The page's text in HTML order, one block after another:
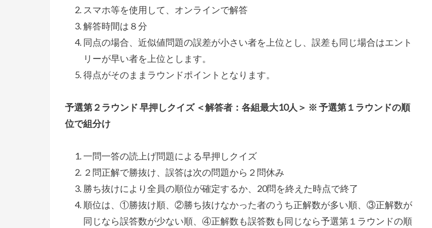
スマホ等を使用して、オンラインで解答
解答時間は８分
同点の場合、近似値問題の誤差が小さい者を上位とし、誤差も同じ場合はエント
リーが早い者を上位とします。
得点がそのままラウンドポイントとなります。
予選第２ラウンド 早押しクイズ ＜解答者：各組最大10人＞ ※ 予選第１ラウンドの順
位で組分け
一問一答の読上げ問題による早押しクイズ
２問正解で勝抜け、誤答は次の問題から２問休み
勝ち抜けにより全員の順位が確定するか、20問を終えた時点で終了
順位は、①勝抜け順、②勝ち抜けなかった者のうち正解数が多い順、③正解数が
同じなら誤答数が少ない順、④正解数も誤答数も同じなら予選第１ラウンドの順